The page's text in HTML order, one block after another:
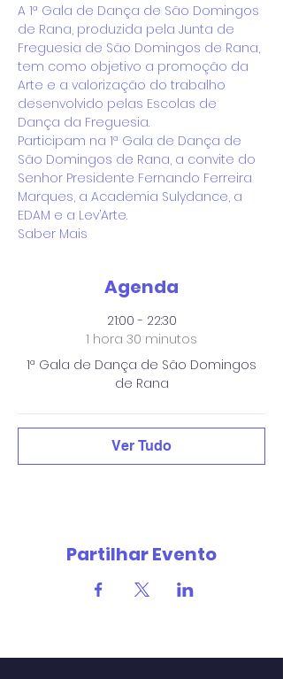
A 1ª Gala de Dança de São Domingos
de Rana, produzida pela Junta de
Freguesia de São Domingos de Rana,
tem como objetivo a promoção da
Arte e a valorização do trabalho
desenvolvido pelas Escolas de
Dança da Freguesia.
Participam na 1ª Gala de Dança de
São Domingos de Rana, a convite do
Senhor Presidente Fernando Ferreira
Marques, a Academia Sulydance, a
EDAM e a Lev’Arte.
Saber Mais
Agenda
21:00 - 22:30
1 hora 30 minutos
1ª Gala de Dança de São Domingos
de Rana
Ver Tudo
Partilhar Evento